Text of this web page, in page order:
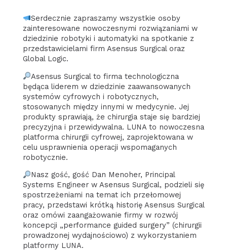
Serdecznie zapraszamy wszystkie osoby
zainteresowane nowoczesnymi rozwiązaniami w
dziedzinie robotyki i automatyki na spotkanie z
przedstawicielami firm Asensus Surgical oraz
Global Logic.
Asensus Surgical to firma technologiczna
będąca liderem w dziedzinie zaawansowanych
systemów cyfrowych i robotycznych,
stosowanych między innymi w medycynie. Jej
produkty sprawiają, że chirurgia staje się bardziej
precyzyjna i przewidywalna. LUNA to nowoczesna
platforma chirurgii cyfrowej, zaprojektowana w
celu usprawnienia operacji wspomaganych
robotycznie.
Nasz gość, gość Dan Menoher, Principal
Systems Engineer w Asensus Surgical, podzieli się
spostrzeżeniami na temat ich przełomowej
pracy, przedstawi krótką historię Asensus Surgical
oraz omówi zaangażowanie firmy w rozwój
koncepcji „performance guided surgery” (chirurgii
prowadzonej wydajnościowo) z wykorzystaniem
platformy LUNA.